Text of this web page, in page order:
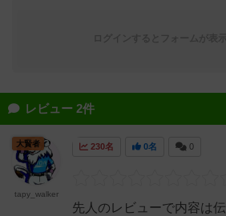
レビュー 2件
230名 0名 0
先人のレビューで内容は
大賢者
tapy_walker